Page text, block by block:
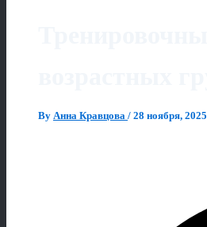
By Анна Кравцова / 28 ноября, 2025